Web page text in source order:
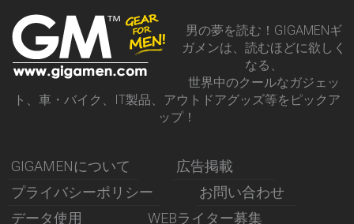
男の夢を読む！GIGAMENギ
ガメンは、読むほどに欲しく
なる、
世界中のクールなガジェッ
ト、車・バイク、IT製品、アウトドアグッズ等をピックア
ップ！
GIGAMENについて
広告掲載
プライバシーポリシー
お問い合わせ
データ使用
WEBライター募集